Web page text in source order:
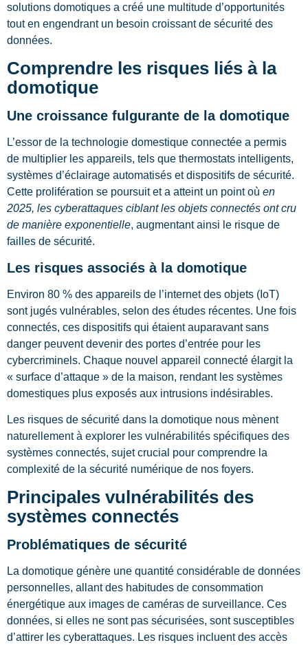
solutions domotiques a créé une multitude d’opportunités
tout en engendrant un besoin croissant de sécurité des
données.
Comprendre les risques liés à la
domotique
Une croissance fulgurante de la domotique
L’essor de la technologie domestique connectée a permis
de multiplier les appareils, tels que thermostats intelligents,
systèmes d’éclairage automatisés et dispositifs de sécurité.
Cette prolifération se poursuit et a atteint un point où en
2025, les cyberattaques ciblant les objets connectés ont cru
de manière exponentielle, augmentant ainsi le risque de
failles de sécurité.
Les risques associés à la domotique
Environ 80 % des appareils de l’internet des objets (IoT)
sont jugés vulnérables, selon des études récentes. Une fois
connectés, ces dispositifs qui étaient auparavant sans
danger peuvent devenir des portes d’entrée pour les
cybercriminels. Chaque nouvel appareil connecté élargit la
« surface d’attaque » de la maison, rendant les systèmes
domestiques plus exposés aux intrusions indésirables.
Les risques de sécurité dans la domotique nous mènent
naturellement à explorer les vulnérabilités spécifiques des
systèmes connectés, sujet crucial pour comprendre la
complexité de la sécurité numérique de nos foyers.
Principales vulnérabilités des
systèmes connectés
Problématiques de sécurité
La domotique génère une quantité considérable de données
personnelles, allant des habitudes de consommation
énergétique aux images de caméras de surveillance. Ces
données, si elles ne sont pas sécurisées, sont susceptibles
d’attirer les cyberattaques. Les risques incluent des accès